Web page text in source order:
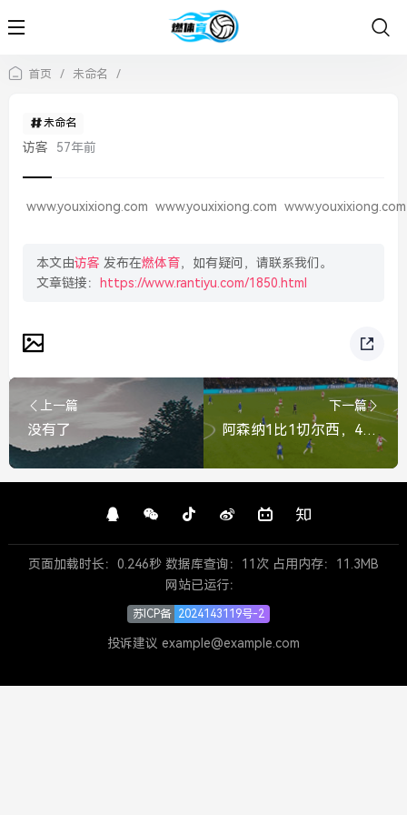
首页 / 未命名 /
未命名
访客 57年前
www.youxixiong.com www.youxixiong.com www.youxixiong.com
本文由访客 发布在燃体育，如有疑问，请联系我们。
文章链接：
https://www.rantiyu.com/1850.html
上一篇
没有了
下一篇
阿森纳1比1切尔西，4轮不胜暂列第4！
页面加载时长：0.246秒 数据库查询：11次 占用内存：11.3MB
网站已运行：
苏ICP备 2024143119号-2
投诉建议 example@example.com